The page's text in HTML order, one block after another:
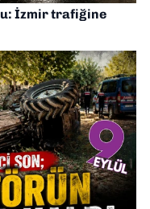
İzmir trafiğine